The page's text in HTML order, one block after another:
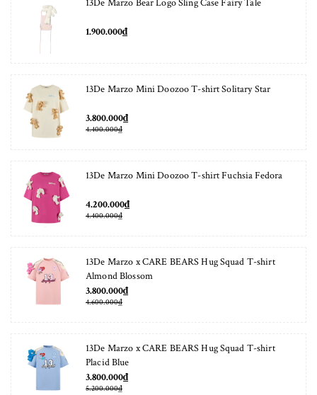
13De Marzo Bear Logo Sling Case Fairy Tale
1.900.000₫
13De Marzo Mini Doozoo T-shirt Solitary Star
3.800.000₫
4.400.000₫
13De Marzo Mini Doozoo T-shirt Fuchsia Fedora
4.200.000₫
4.400.000₫
13De Marzo x CARE BEARS Hug Squad T-shirt
Almond Blossom
3.800.000₫
4.600.000₫
13De Marzo x CARE BEARS Hug Squad T-shirt
Placid Blue
3.800.000₫
5.200.000₫